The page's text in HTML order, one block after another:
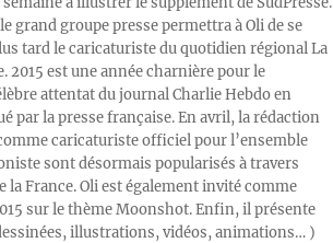
grand groupe presse permettra à Oli de se
tard le caricaturiste du quotidien régional La
2015 est une année charnière pour le
attentat du journal Charlie Hebdo en
par la presse française. En avril, la rédaction
caricaturiste officiel pour l’ensemble
sont désormais popularisés à travers
la France. Oli est également invité comme
sur le thème Moonshot. Enfin, il présente
illustrations, vidéos, animations… )